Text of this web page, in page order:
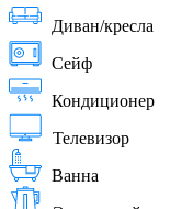
Диван/кресла
Сейф
Кондиционер
Телевизор
Ванна